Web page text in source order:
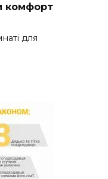
комфорт
для